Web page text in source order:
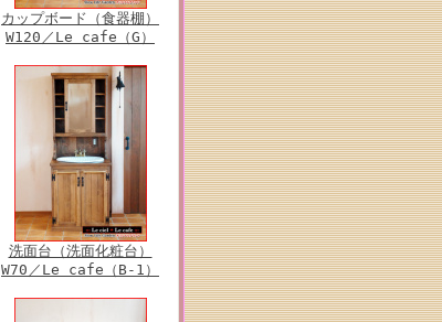
カップボード（食器棚）
W120／Le cafe（G）
洗面台（洗面化粧台）
W70／Le cafe（B-1）